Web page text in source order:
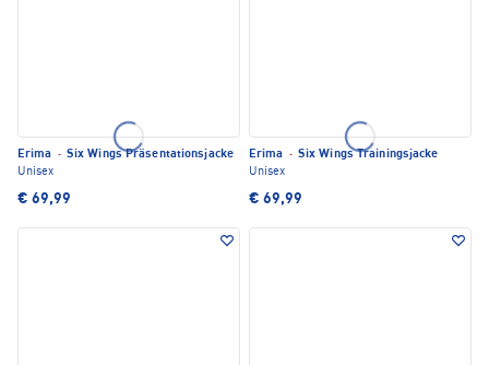
Erima · Six Wings Präsentationsjacke
Unisex
€ 69,99
Erima · Six Wings Trainingsjacke
Unisex
€ 69,99